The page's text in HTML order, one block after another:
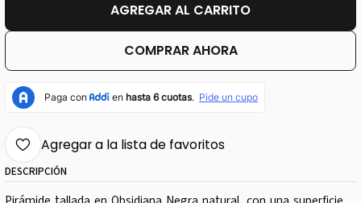
AGREGAR AL CARRITO
COMPRAR AHORA
Agregar a la lista de favoritos
DESCRIPCIÓN